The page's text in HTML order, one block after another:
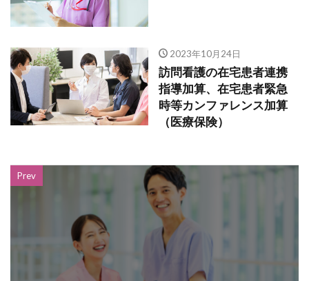
2023年10月24日
訪問看護の在宅患者連携
指導加算、在宅患者緊急
時等カンファレンス加算
（医療保険）
Prev